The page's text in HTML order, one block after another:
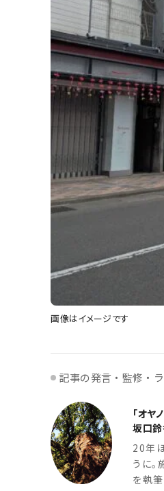
画像はイメージです
記事の発言・監修・
「オヤ
坂口
20年
うに
を執筆